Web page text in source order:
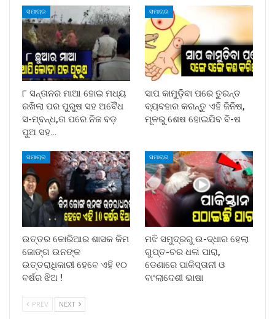
ସମାଚାର
୮ ସନ୍ତାନର ମାଆ ହୋଇ ମଧ୍ୟ
ରଖିଲା ପର ପୁରୁଷ ସହ ଅବୈଧ
ସ-ମ୍ବନ୍ଧ,ତା ପରେ ନିଜ ବଡ଼
ପୁଅ ସହ…
ସମାଚାର
ସାପ କାମୁଡ଼ିବା ପରେ ତୁରନ୍ତ
ବ୍ୟବହାର କରନ୍ତୁ ଏହି ଜିନିଷ,
ମୂଳରୁ ଶେଷ ହୋଇଯିବ ବି-ଷ
ସମାଚାର
ଉତ୍ତର କୋରିଆର ଶାସକ କିମ
ଜୋଙ୍ଗ ଉନଙ୍କ
ଉତ୍ତରାଧିକାରୀ ହେବେ ଏହି ୧୦
ବର୍ଷର ଝିଅ !
ସମାଚାର
ମଝି ସମୁଦ୍ରରୁ ଉ-ଦ୍ଧାର ହେଲା
ଗୁପ୍ତ-ଚର ଧଳା ପାରା,
ଡେଣାରେ ପାକିସ୍ତାନୀ ଓ
ବାଂଲାଦେଶୀ ଭାଷା
PREV NEXT